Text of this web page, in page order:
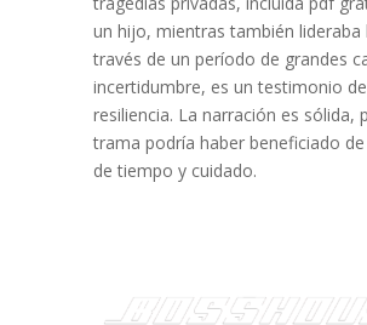
un hijo, mientras también lideraba
través de un período de grandes
incertidumbre, es un testimonio
resiliencia. La narración es sólida,
trama podría haber beneficiado
de tiempo y cuidado.